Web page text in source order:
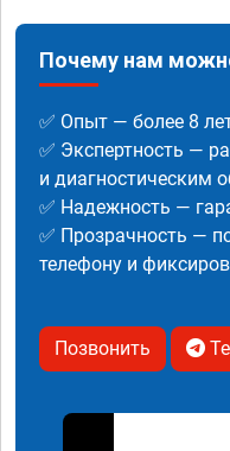
Почему нам
✅ Опыт — более 8
✅ Экспертность —
и диагностическим
✅ Надежность —
✅ Прозрачность —
телефону и
Позвонить